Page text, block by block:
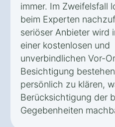
immer. Im Zweifelsfall
beim Experten
seriöser Anbieter wird
einer kostenlosen und
unverbindlichen Vor-
Besichtigung
persönlich zu klären,
Berücksichtigung der
Gegebenheiten